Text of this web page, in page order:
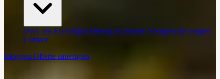
Over ons Ervaringen Bezorg informatie Veelgestelde vragen
Contact
Inloggen Offerte aanvragen